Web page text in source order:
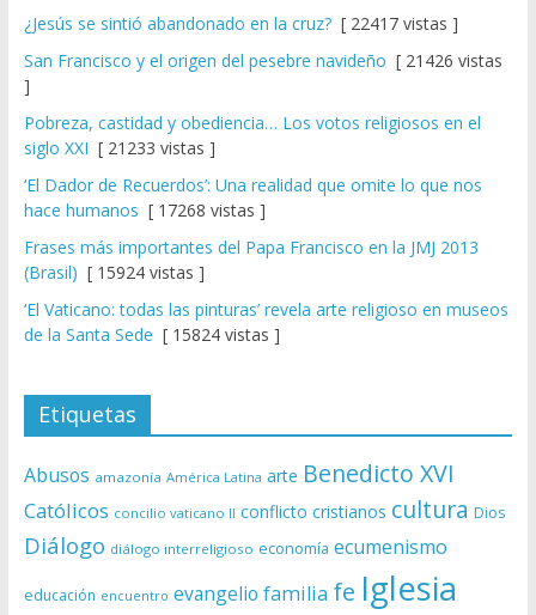
¿Jesús se sintió abandonado en la cruz?[ 22417 vistas ]
San Francisco y el origen del pesebre navideño [ 21426 vistas
]
Pobreza, castidad y obediencia… Los votos religiosos en el
siglo XXI [ 21233 vistas ]
‘El Dador de Recuerdos’: Una realidad que omite lo que nos
hace humanos [ 17268 vistas ]
Frases más importantes del Papa Francisco en la JMJ 2013
(Brasil) [ 15924 vistas ]
‘El Vaticano: todas las pinturas’ revela arte religioso en museos
de la Santa Sede [ 15824 vistas ]
Etiquetas
Abusos amazonía América Latina arte Benedicto XVI
Católicos concilio vaticano II conflicto cristianos cultura Dios
Diálogo diálogo interreligioso economía ecumenismo
educación encuentro evangelio familia fe Iglesia